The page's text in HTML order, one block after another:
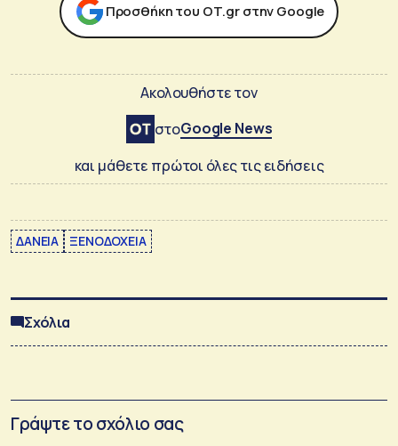
Προσθήκη του ΟΤ.gr στην Google
Ακολουθήστε τον
στοGoogle News
και μάθετε πρώτοι όλες τις ειδήσεις
ΔΑΝΕΙΑ ΞΕΝΟΔΟΧΕΙΑ
Σχόλια
Γράψτε το σχόλιο σας